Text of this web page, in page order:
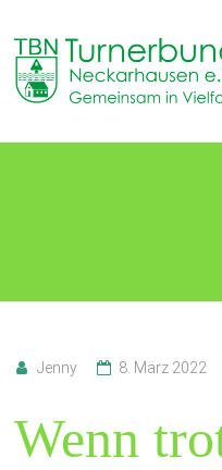
content
TB
Jenny 8. März 2022
Wenn